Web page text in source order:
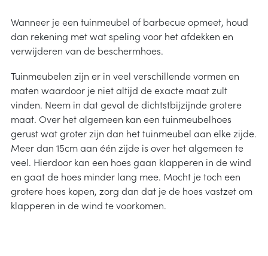
Wanneer je een tuinmeubel of barbecue opmeet, houd
dan rekening met wat speling voor het afdekken en
verwijderen van de beschermhoes.
Tuinmeubelen zijn er in veel verschillende vormen en
maten waardoor je niet altijd de exacte maat zult
vinden. Neem in dat geval de dichtstbijzijnde grotere
maat. Over het algemeen kan een tuinmeubelhoes
gerust wat groter zijn dan het tuinmeubel aan elke zijde.
Meer dan 15cm aan één zijde is over het algemeen te
veel. Hierdoor kan een hoes gaan klapperen in de wind
en gaat de hoes minder lang mee. Mocht je toch een
grotere hoes kopen, zorg dan dat je de hoes vastzet om
klapperen in de wind te voorkomen.